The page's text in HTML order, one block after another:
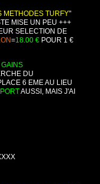
METHODES TURFY"
MISE UN PEU +++
SELECTION DE
=18.00 € POUR 1 €
GAINS
DU
6 EME AU LIEU
AUSSI, MAIS J'AI